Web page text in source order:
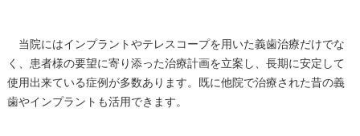
当院にはインプラントやテレスコープを用いた義歯治療だけでな
く、患者様の要望に寄り添った治療計画を立案し、長期に安定して
使用出来ている症例が多数あります。既に他院で治療された昔の義
歯やインプラントも活用できます。